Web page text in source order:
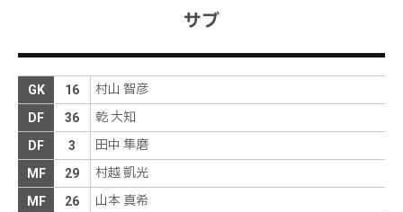
前半13分
内にうまく浮かせたパスを送る。矢村が受けてシュ
う
前半9分
い、松本ベンチから抗議の声が上がる
前半7分
中島がペナルティエリア右角付近から左足でペナル
ティエリア内に浮き球のパスを供給。しかし、味方
には合わない
サブ
GK 16 村山 智彦
DF 36 乾 大知
DF 3 田中 隼磨
MF 29 村越 凱光
MF 26 山本 真希